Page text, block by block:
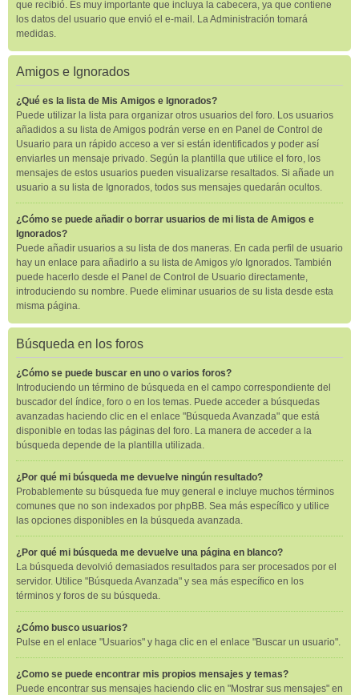
que recibió. Es muy importante que incluya la cabecera, ya que contiene
los datos del usuario que envió el e-mail. La Administración tomará
medidas.
Amigos e Ignorados
¿Qué es la lista de Mis Amigos e Ignorados?
Puede utilizar la lista para organizar otros usuarios del foro. Los usuarios
añadidos a su lista de Amigos podrán verse en en Panel de Control de
Usuario para un rápido acceso a ver si están identificados y poder así
enviarles un mensaje privado. Según la plantilla que utilice el foro, los
mensajes de estos usuarios pueden visualizarse resaltados. Si añade un
usuario a su lista de Ignorados, todos sus mensajes quedarán ocultos.
¿Cómo se puede añadir o borrar usuarios de mi lista de Amigos e
Ignorados?
Puede añadir usuarios a su lista de dos maneras. En cada perfil de usuario
hay un enlace para añadirlo a su lista de Amigos y/o Ignorados. También
puede hacerlo desde el Panel de Control de Usuario directamente,
introduciendo su nombre. Puede eliminar usuarios de su lista desde esta
misma página.
Búsqueda en los foros
¿Cómo se puede buscar en uno o varios foros?
Introduciendo un término de búsqueda en el campo correspondiente del
buscador del índice, foro o en los temas. Puede acceder a búsquedas
avanzadas haciendo clic en el enlace "Búsqueda Avanzada" que está
disponible en todas las páginas del foro. La manera de acceder a la
búsqueda depende de la plantilla utilizada.
¿Por qué mi búsqueda me devuelve ningún resultado?
Probablemente su búsqueda fue muy general e incluye muchos términos
comunes que no son indexados por phpBB. Sea más específico y utilice
las opciones disponibles en la búsqueda avanzada.
¿Por qué mi búsqueda me devuelve una página en blanco?
La búsqueda devolvió demasiados resultados para ser procesados por el
servidor. Utilice "Búsqueda Avanzada" y sea más específico en los
términos y foros de su búsqueda.
¿Cómo busco usuarios?
Pulse en el enlace "Usuarios" y haga clic en el enlace "Buscar un usuario".
¿Como se puede encontrar mis propios mensajes y temas?
Puede encontrar sus mensajes haciendo clic en "Mostrar sus mensajes" en